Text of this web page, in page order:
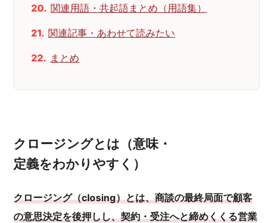
関連用語・共起語まとめ（用語集）
関連記事・あわせて読みたい
まとめ
クロージングとは（意味・
定義をわかりやすく）
クロージング（closing）とは、商談の最終局面で顧客
の意思決定を後押しし、契約・受注へと締めくくる営業